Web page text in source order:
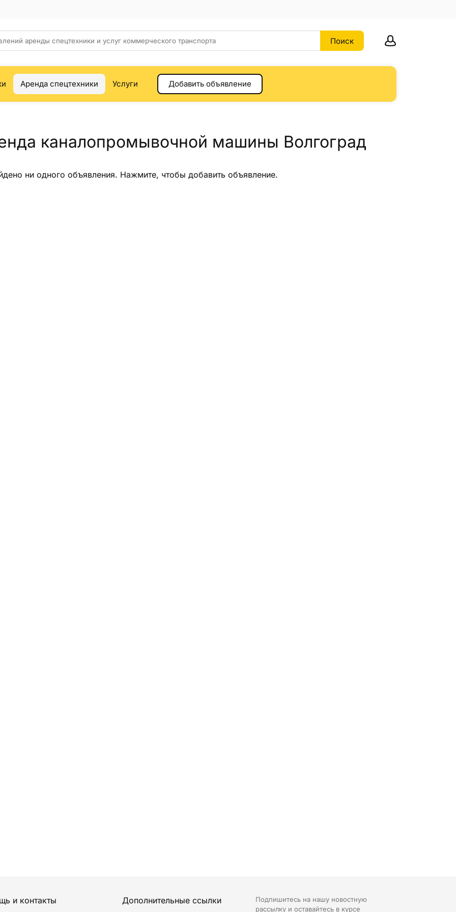
Аренда спецтехники Услуги Добавить объявление
каналопромывочной машины Волгоград
ни одного объявления. Нажмите, чтобы добавить объявление.
Подпишитесь на нашу новостную
рассылку и оставайтесь в курсе
и контакты Дополнительные ссылки